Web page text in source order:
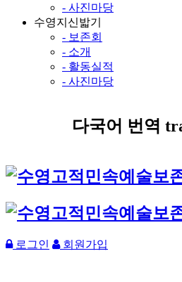
- 사진마당
수영지신밟기
- 보존회
- 소개
- 활동실적
- 사진마당
다국어 번역
로그인 회원가입